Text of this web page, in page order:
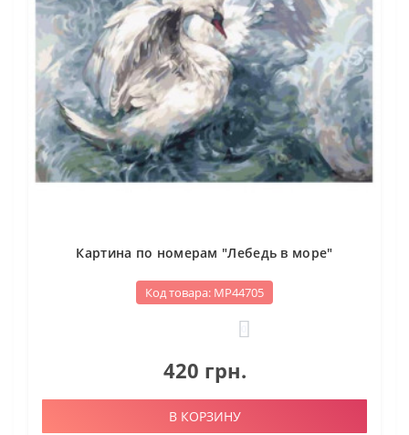
Картина по номерам "Лебедь в море"
Код товара: МР44705
420 грн.
В КОРЗИНУ